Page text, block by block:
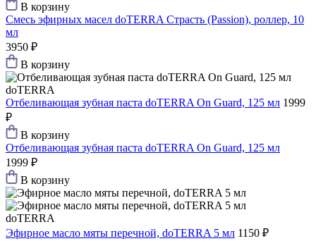
В корзину
Смесь эфирных масел doTERRA Страсть (Passion), роллер, 10
мл
3950 ₽
В корзину
doTERRA
Отбеливающая зубная паста doTERRA On Guard, 125 мл 1999
₽
В корзину
Отбеливающая зубная паста doTERRA On Guard, 125 мл
1999 ₽
В корзину
doTERRA
Эфирное масло мяты перечной, doTERRA 5 мл 1150 ₽